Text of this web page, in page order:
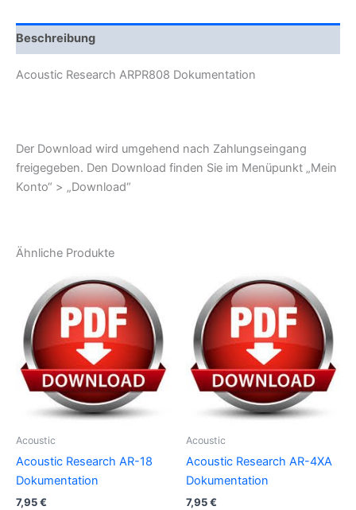
Beschreibung
Acoustic Research ARPR808 Dokumentation
Der Download wird umgehend nach Zahlungseingang
freigegeben. Den Download finden Sie im Menüpunkt „Mein
Konto“ > „Download“
Ähnliche Produkte
Acoustic
Acoustic Research AR-18
Dokumentation
7,95€
Acoustic
Acoustic Research AR-4XA
Dokumentation
7,95€